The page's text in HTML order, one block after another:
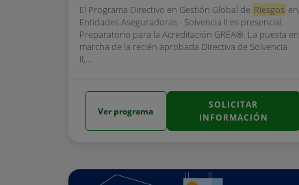
El Programa Directivo en Gestión Global de Riesgos en
Entidades Aseguradoras - Solvencia II es presencial.
Preparatorio para la Acreditación GREA®. La puesta en
marcha de la recién aprobada Directiva de Solvencia
II,...
Ver programa
SOLICITAR
INFORMACIÓN